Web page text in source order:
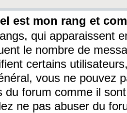
est mon rang et
qui apparaissent
le nombre de
certains
vous ne pouvez
du forum comme il
ne pas abuser du